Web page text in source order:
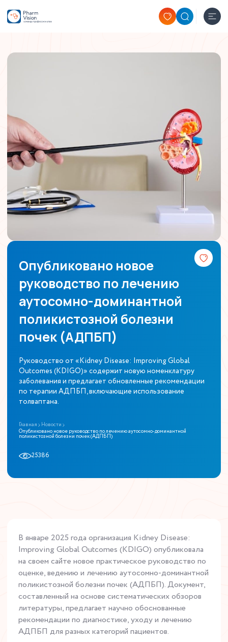
Опубликовано новое
руководство по лечению
аутосомно-доминантной
поликистозной болезни
почек (АДПБП)
Руководство от «Kidney Disease: Improving Global
Outcomes (KDIGO)» содержит новую номенклатуру
заболевания и предлагает обновленные рекомендации
по терапии АДПБП, включающие использование
толваптана.
Главная
Новости
Опубликовано новое руководство по лечению аутосомно-доминантной
поликистозной болезни почек (АДПБП)
25386
В январе 2025 года организация Kidney Disease:
Improving Global Outcomes (KDIGO) опубликовала
на своем сайте новое практическое руководство по
оценке, ведению и лечению аутосомно-доминантной
поликистозной болезни почек (АДПБП). Документ,
составленный на основе систематических обзоров
литературы, предлагает научно обоснованные
рекомендации по диагностике, уходу и лечению
АДПБП для разных категорий пациентов.